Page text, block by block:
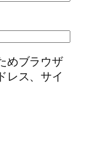
めブラウザ
レス、サイ